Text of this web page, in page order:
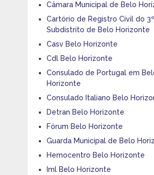
Câmara Municipal de Belo
Cartório de Registro Civil do 3º
Subdistrito de Belo Horizonte
Casv Belo Horizonte
Cdl Belo Horizonte
Consulado de Portugal em
Horizonte
Consulado Italiano Belo
Detran Belo Horizonte
Fórum Belo Horizonte
Guarda Municipal de Belo
Hemocentro Belo Horizonte
Iml Belo Horizonte